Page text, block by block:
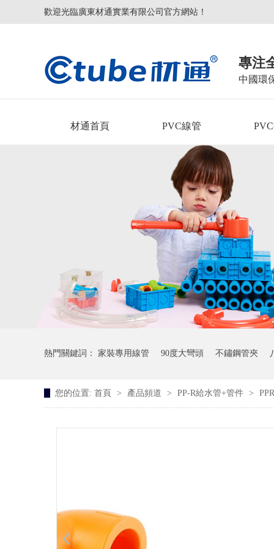
歡迎光臨廣東材通實業有限公司官方網站！
專注
中國環
材通首頁 PVC線管
熱門關鍵詞： 家裝專用線管 90度大彎頭 不鏽鋼管夾
您的位置: 首頁 > 產品頻道 > PP-R給水管+管件 >